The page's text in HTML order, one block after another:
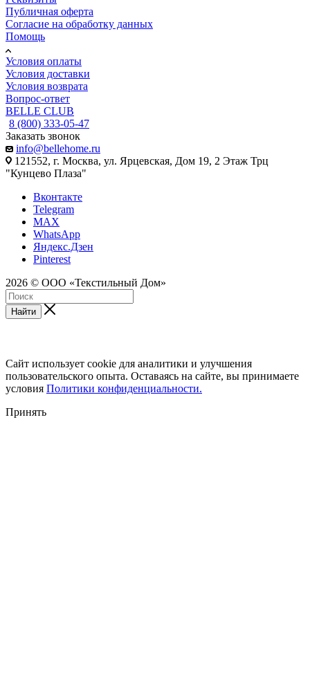
Публичная оферта
Согласие на обработку данных
Помощь
Условия оплаты
Условия доставки
Условия возврата
Вопрос-ответ
BELLE CLUB
8 (800) 333-05-47
Заказать звонок
info@bellehome.ru
121552, г. Москва, ул. Ярцевская, Дом 19, 2 Этаж Трц
"Кунцево Плаза"
Вконтакте
Telegram
MAX
WhatsApp
Яндекс.Дзен
Pinterest
2026 © ООО «Текстильный Дом»
Найти
Сайт использует cookie для аналитики и улучшения
пользовательского опыта. Оставаясь на сайте, вы принимаете
условия Политики конфиденциальности.
Принять